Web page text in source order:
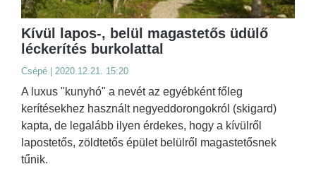
Kívül lapos-, belül magastetős üdülő
léckerítés burkolattal
Csépé | 2020.12.21. 15:20
A luxus "kunyhó" a nevét az egyébként főleg
kerítésekhez használt negyeddorongokról (skigard)
kapta, de legalább ilyen érdekes, hogy a kívülről
lapostetős, zöldtetős épület belülről magastetősnek
tűnik.